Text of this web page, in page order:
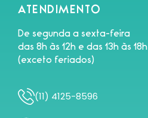
ATENDIMENTO
De segunda a sexta-feira
das 8h às 12h e das 13h às 18h
(exceto feriados)
(11) 4125-8596